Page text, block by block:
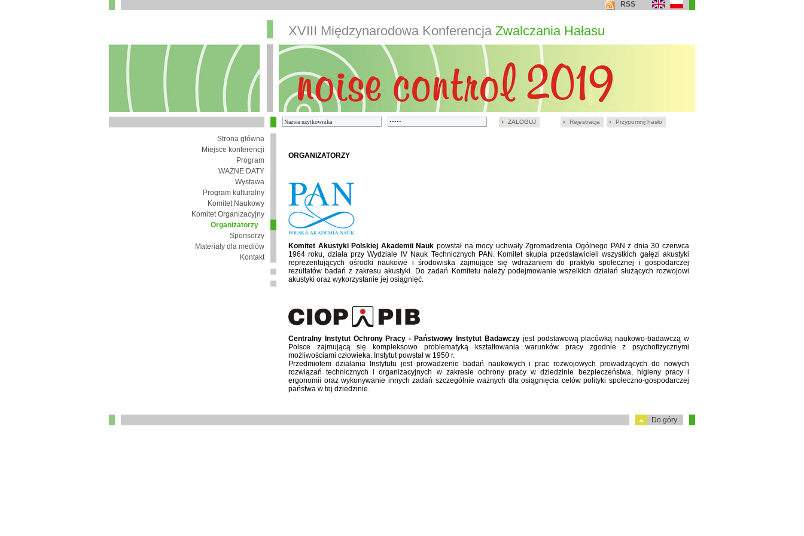
ZALOGUJ Rejestracja Przypomnij hasło
RSS
XVIII Międzynarodowa Konferencja Zwalczania Hałasu
Strona główna
Miejsce konferencji
Program
WAŻNE DATY
Wystawa
Program kulturalny
Komitet Naukowy
Komitet Organizacyjny
Organizatorzy
Sponsorzy
Materiały dla mediów
Kontakt
ORGANIZATORZY
Komitet Akustyki Polskiej Akademii Nauk powstał na mocy uchwały Zgromadzenia Ogólnego PAN z dnia 30 czerwca
1964 roku, działa przy Wydziale IV Nauk Technicznych PAN. Komitet skupia przedstawicieli wszystkich gałęzi akustyki
reprezentujących ośrodki naukowe i środowiska zajmujące się wdrażaniem do praktyki społecznej i gospodarczej
rezultatów badań z zakresu akustyki. Do zadań Komitetu należy podejmowanie wszelkich działań służących rozwojowi
akustyki oraz wykorzystanie jej osiągnięć.
Centralny Instytut Ochrony Pracy - Państwowy Instytut Badawczyjest podstawową placówką naukowo-badawczą w
Polsce zajmującą się kompleksowo problematyką kształtowania warunków pracy zgodnie z psychofizycznymi
możliwościami człowieka. Instytut powstał w 1950 r.
Przedmiotem działania Instytutu jest prowadzenie badań naukowych i prac rozwojowych prowadzących do nowych
rozwiązań technicznych i organizacyjnych w zakresie ochrony pracy w dziedzinie bezpieczeństwa, higieny pracy i
ergonomii oraz wykonywanie innych zadań szczególnie ważnych dla osiągnięcia celów polityki społeczno-gospodarczej
państwa w tej dziedzinie.
Do góry